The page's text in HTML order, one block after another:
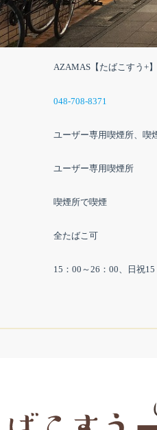
AZAMAS【たばこすう+】
048-708-8371
ユーザー専用喫煙所、喫
ユーザー専用喫煙所
喫煙所で喫煙
全たばこ可
15：00～26：00、日祝